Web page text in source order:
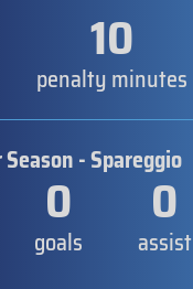
10
penalty minutes
- Spareggio
0
goals
0
assist